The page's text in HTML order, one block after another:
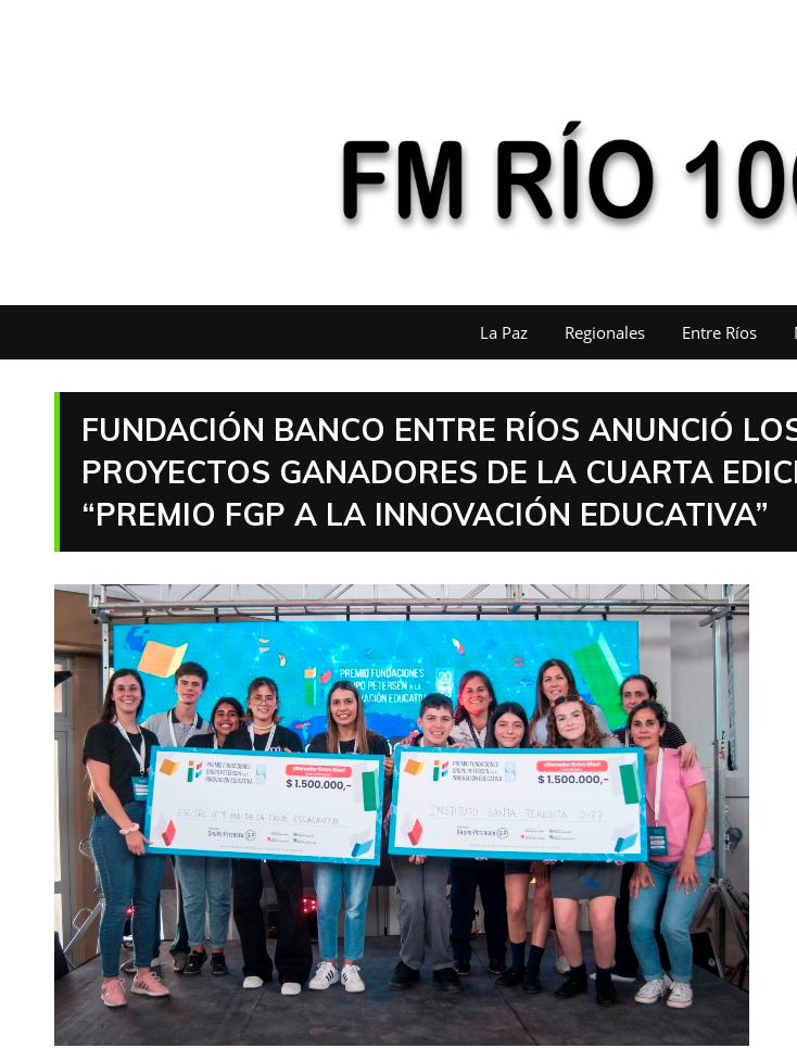
La Paz Regionales Entre Ríos
FUNDACIÓN BANCO ENTRE RÍOS ANUNCIÓ
PROYECTOS GANADORES DE LA CUARTA
“PREMIO FGP A LA INNOVACIÓN EDUCATIVA”